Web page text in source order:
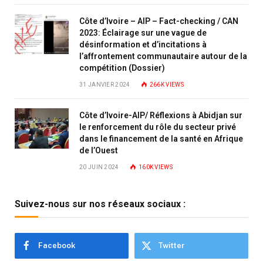
Côte d’Ivoire – AIP – Fact-checking / CAN
2023: Éclairage sur une vague de
désinformation et d’incitations à
l’affrontement communautaire autour de la
compétition (Dossier)
31 JANVIER 2024 266KVIEWS
Côte d’Ivoire-AIP/ Réflexions à Abidjan sur
le renforcement du rôle du secteur privé
dans le financement de la santé en Afrique
de l’Ouest
20 JUIN 2024 160KVIEWS
Suivez-nous sur nos réseaux sociaux :
Facebook Twitter